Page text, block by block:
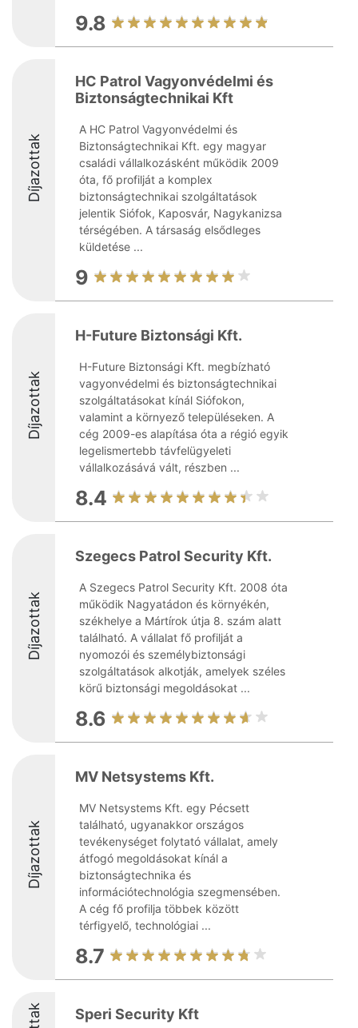
9.8
Díjazottak
HC Patrol Vagyonvédelmi és
Biztonságtechnikai Kft
A HC Patrol Vagyonvédelmi és
Biztonságtechnikai Kft. egy magyar
családi vállalkozásként működik 2009
óta, fő profilját a komplex
biztonságtechnikai szolgáltatások
jelentik Siófok, Kaposvár, Nagykanizsa
térségében. A társaság elsődleges
küldetése ...
9
Díjazottak
H-Future Biztonsági Kft.
H-Future Biztonsági Kft. megbízható
vagyonvédelmi és biztonságtechnikai
szolgáltatásokat kínál Siófokon,
valamint a környező településeken. A
cég 2009-es alapítása óta a régió egyik
legelismertebb távfelügyeleti
vállalkozásává vált, részben ...
8.4
Díjazottak
Szegecs Patrol Security Kft.
A Szegecs Patrol Security Kft. 2008 óta
működik Nagyatádon és környékén,
székhelye a Mártírok útja 8. szám alatt
található. A vállalat fő profilját a
nyomozói és személybiztonsági
szolgáltatások alkotják, amelyek széles
körű biztonsági megoldásokat ...
8.6
Díjazottak
MV Netsystems Kft.
MV Netsystems Kft. egy Pécsett
található, ugyanakkor országos
tevékenységet folytató vállalat, amely
átfogó megoldásokat kínál a
biztonságtechnika és
információtechnológia szegmensében.
A cég fő profilja többek között
térfigyelő, technológiai ...
8.7
Speri Security Kft